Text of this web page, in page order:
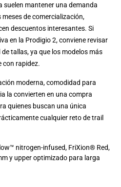
suelen mantener una demanda
de comercialización,
descuentos interesantes. Si
en la Prodigio 2, conviene revisar
tallas, ya que los modelos más
con rapidez.
moderna, comodidad para
la convierten en una compra
quienes buscan una única
cualquier reto de trail
nitrogen-infused, FriXion® Red,
y upper optimizado para larga